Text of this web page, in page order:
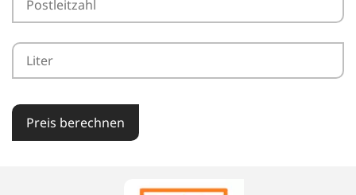
Preis berechnen